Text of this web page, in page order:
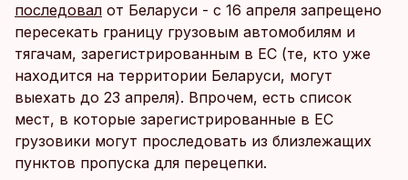
последовал от Беларуси - с 16 апреля запрещено
пересекать границу грузовым автомобилям и
тягачам, зарегистрированным в ЕС (те, кто уже
находится на территории Беларуси, могут
выехать до 23 апреля). Впрочем, есть список
мест, в которые зарегистрированные в ЕС
грузовики могут проследовать из близлежащих
пунктов пропуска для перецепки.